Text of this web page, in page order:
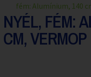
fém: Alumínium, 140
NYÉL, FÉM:
CM, VERMOP